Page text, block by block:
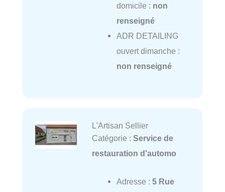
domicile : non
renseigné
ADR DETAILING
ouvert dimanche :
non renseigné
L'Artisan Sellier
Catégorie : Service de
restauration d'automo
Adresse : 5 Rue